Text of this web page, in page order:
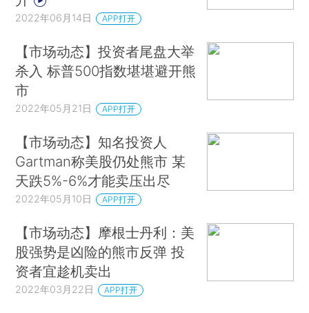
2022年06月14日 APP打开
【市场动态】投资者尾盘大举
杀入 标普500指数堪堪避开熊
市
2022年05月21日 APP打开
【市场动态】知名投资人
Gartman称美股仍处熊市 某
天跌5%-6%才能卖压出尽
2022年05月10日 APP打开
【市场动态】摩根士丹利：美
股强势是凶险的熊市反弹 投
资者宜趁机卖出
2022年03月22日 APP打开